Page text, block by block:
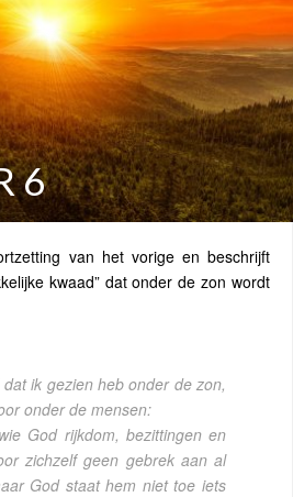
6
van het vorige en beschrijft
kwaad” dat onder de zon wordt
ik gezien heb onder de zon,
onder de mensen:
God rijkdom, bezittingen en
zichzelf geen gebrek aan al
God staat hem niet toe iets